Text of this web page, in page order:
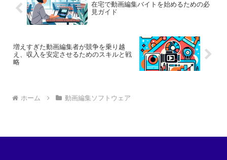
在宅で動画編集バイトを始めるための必
見ガイド
増えすぎた動画編集者が競争を乗り越
え、収入を安定させるためのスキルと戦
略
ホーム 動画編集ソフトウェア